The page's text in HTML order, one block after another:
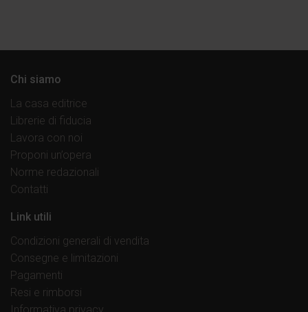
Chi siamo
La casa editrice
Librerie di fiducia
Lavora con noi
Proponi un’opera
Norme redazionali
Contatti
Link utili
Condizioni generali di vendita
Consegne e limitazioni
Pagamenti
Resi e rimborsi